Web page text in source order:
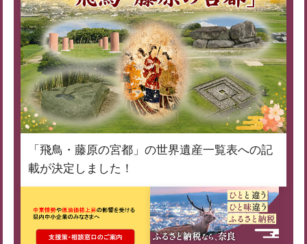
「飛鳥・藤原の宮都」の世界遺産一覧表への記
載が決定しました！